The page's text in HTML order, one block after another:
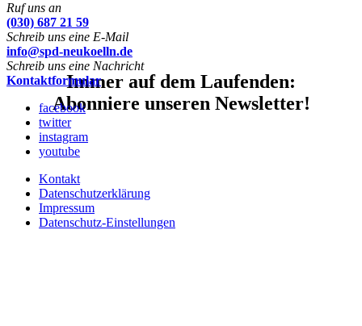
Immer auf dem Laufenden:
Abonniere unseren Newsletter!
Ruf uns an
(030) 687 21 59
Schreib uns eine E-Mail
info@spd-neukoelln.de
Schreib uns eine Nachricht
Kontaktformular
facebook
twitter
instagram
youtube
Kontakt
Datenschutzerklärung
Impressum
Datenschutz-Einstellungen